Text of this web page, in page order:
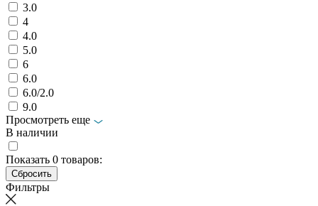
3.0
4
4.0
5.0
6
6.0
6.0/2.0
9.0
Просмотреть еще
В наличии
Показать 0 товаров:
Фильтры